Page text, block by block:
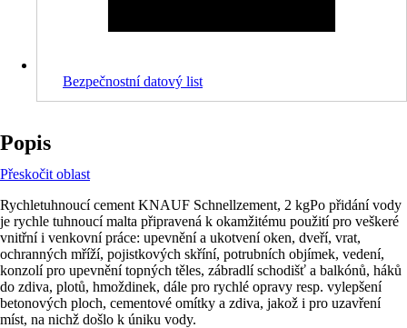
Bezpečnostní datový list
Popis
Přeskočit oblast
Rychletuhnoucí cement KNAUF Schnellzement, 2 kgPo přidání vody
je rychle tuhnoucí malta připravená k okamžitému použití pro veškeré
vnitřní i venkovní práce: upevnění a ukotvení oken, dveří, vrat,
ochranných mříží, pojistkových skříní, potrubních objímek, vedení,
konzolí pro upevnění topných těles, zábradlí schodišť a balkónů, háků
do zdiva, plotů, hmoždinek, dále pro rychlé opravy resp. vylepšení
betonových ploch, cementové omítky a zdiva, jakož i pro uzavření
míst, na nichž došlo k úniku vody.